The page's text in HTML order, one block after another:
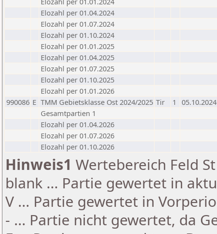
Elozahl per 01.04.2024
Elozahl per 01.07.2024
Elozahl per 01.10.2024
Elozahl per 01.01.2025
Elozahl per 01.04.2025
Elozahl per 01.07.2025
Elozahl per 01.10.2025
Elozahl per 01.01.2026
990086 E TMM Gebietsklasse Ost 2024/2025 Tir 1
05.10.2024
Gesamtpartien 1
Elozahl per 01.04.2026
Elozahl per 01.07.2026
Elozahl per 01.10.2026
Hinweis1 Wertebereich Feld
blank ... Partie gewertet in
V ... Partie gewertet in
- ... Partie nicht gewertet, da